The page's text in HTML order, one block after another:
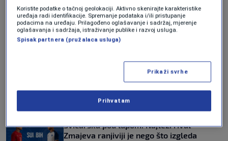
Katarom?
NOGOMET|22. jun.| 1
Sterilni posjed vodi kući: Zašto Šunjić i
Odaberi idealan tim BiH za duel sa
Švicarskom (Anketa)
17. jun.| 1
Švicarska pod lupom: Najteži rival
Zmajeva ranjiviji je nego što izgleda
Koristite podatke o tačnoj geolokaciji. Aktivno skenirajte karakteristike
uređaja radi identifikacije. Spremanje podataka i/ili pristupanje
podacima na uređaju. Prilagođeno oglašavanje i sadržaj, mjerenje
oglašavanja i sadržaja, istraživanje publike i razvoj usluga.
Spisak partnera (pružalaca usluga)
Prikaži svrhe
Prihvatam